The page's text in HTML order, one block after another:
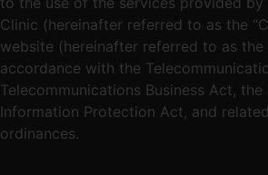
Clinic (hereinafter referred to as the
website (hereinafter referred to as the
accordance with the
Telecommunications Business Act, the
Information Protection Act, and
ordinances.